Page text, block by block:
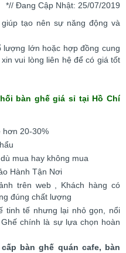
*// Đang Cập Nhật: 25/07/2019
tạo nên sự năng động và
lượng lớn hoặc hợp đồng cung
vui lòng liên hệ để có giá tốt
bàn ghế giá sỉ tại Hồ Chí
hơn 20-30%
mua hay không mua
Hành Tận Nơi
trên web , Khách hàng có
đúng chất lượng
tinh tế nhưng lại nhỏ gọn, nổi
chính là sự lựa chọn hoàn
bàn ghế quán cafe, bàn